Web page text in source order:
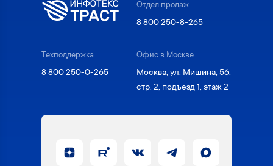
Отдел продаж
8 800 250-8-265
Техподдержка
8 800 250-0-265
Офис в Москве
Москва, ул. Мишина, 56,
стр. 2, подъезд 1, этаж 2